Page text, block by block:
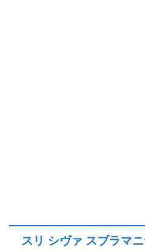
スリ シヴァ スブラマ